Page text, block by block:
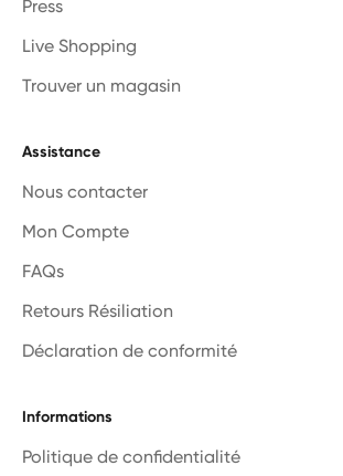
Press
Live Shopping
Trouver un magasin
Assistance
Nous contacter
Mon Compte
FAQs
Retours Résiliation
Déclaration de conformité
Informations
Politique de confidentialité